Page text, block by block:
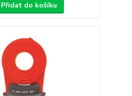
Přidat do košíku